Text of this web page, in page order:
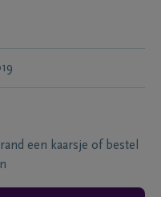
een kaarsje of bestel